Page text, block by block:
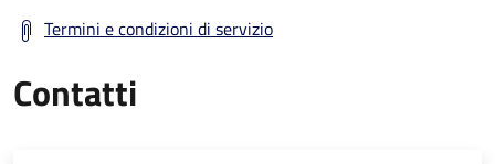
Termini e condizioni di servizio
Contatti